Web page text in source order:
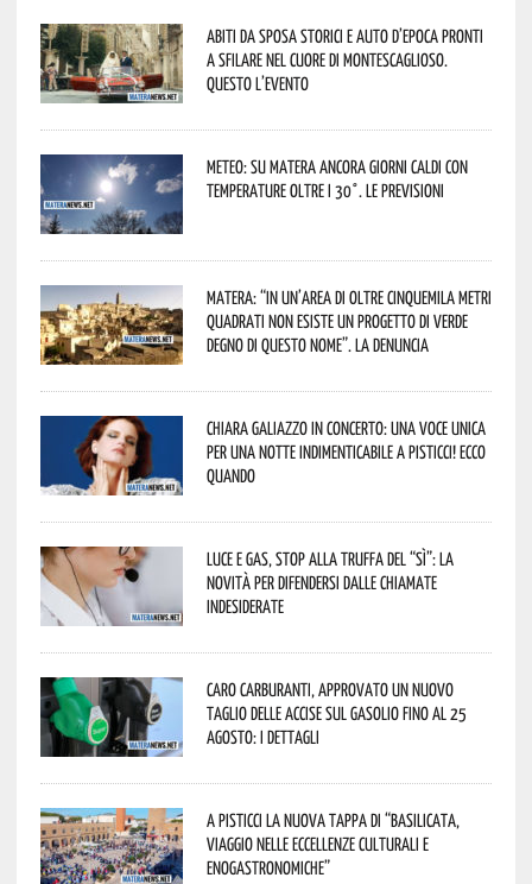
Abiti da sposa storici e auto d’epoca pronti
a sfilare nel cuore di Montescaglioso.
Questo l’evento
Meteo: su Matera ancora giorni caldi con
temperature oltre i 30°. Le previsioni
Matera: “In un’area di oltre cinquemila metri
quadrati non esiste un progetto di verde
degno di questo nome”. La denuncia
Chiara Galiazzo in concerto: una voce unica
per una notte indimenticabile a Pisticci! Ecco
quando
Luce e gas, stop alla truffa del “Sì”: la
novità per difendersi dalle chiamate
indesiderate
Caro carburanti, approvato un nuovo
taglio delle accise sul gasolio fino al 25
agosto: i dettagli
A Pisticci la nuova tappa di “Basilicata,
viaggio nelle eccellenze culturali e
enogastronomiche”